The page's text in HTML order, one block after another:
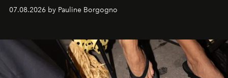
07.08.2026 by Pauline Borgogno